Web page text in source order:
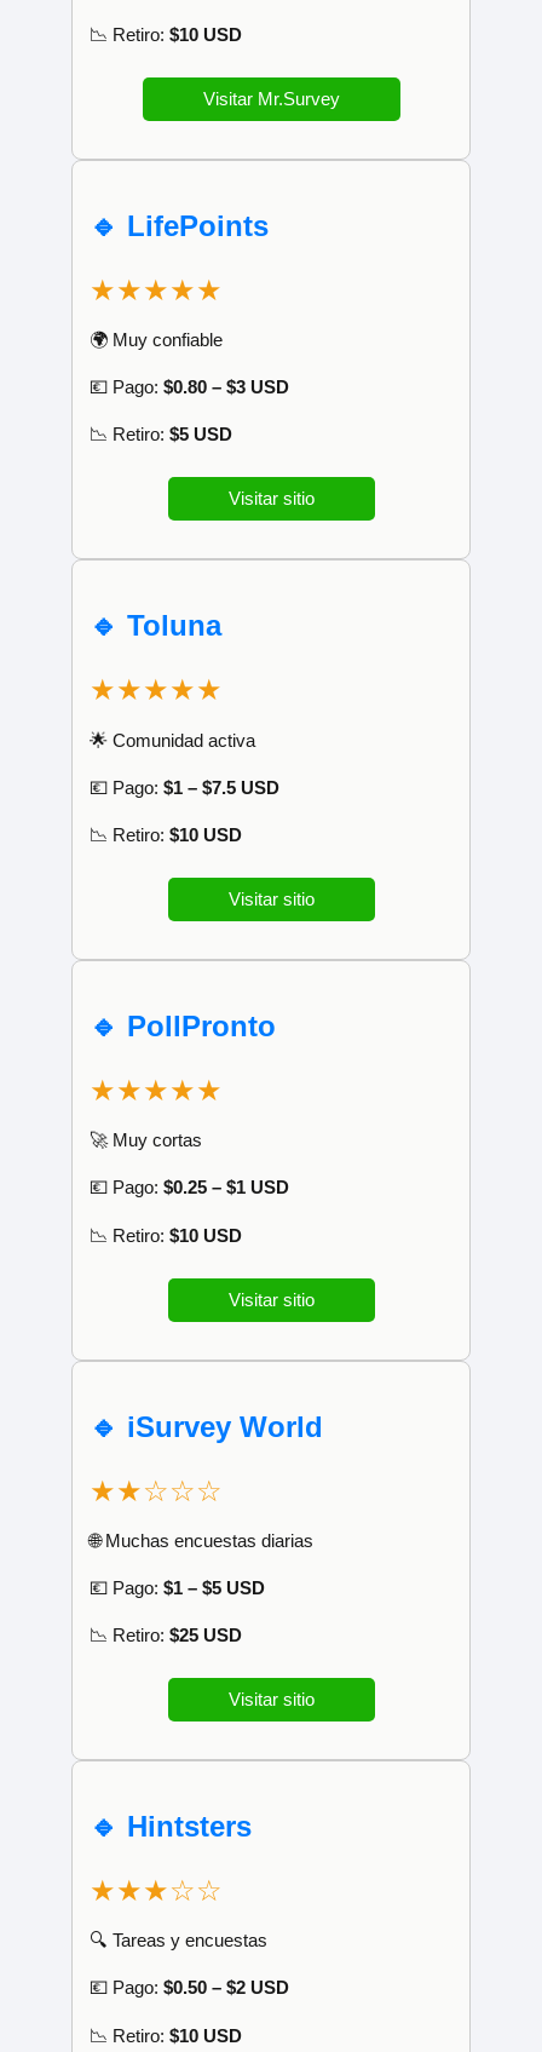
📉 Retiro: $10 USD
Visitar Mr.Survey
🔹 LifePoints
★★★★★
🌍 Muy confiable
💶 Pago: $0.80 – $3 USD
📉 Retiro: $5 USD
Visitar sitio
🔹 Toluna
★★★★★
🌟 Comunidad activa
💶 Pago: $1 – $7.5 USD
📉 Retiro: $10 USD
Visitar sitio
🔹 PollPronto
★★★★★
🚀 Muy cortas
💶 Pago: $0.25 – $1 USD
📉 Retiro: $10 USD
Visitar sitio
🔹 iSurvey World
★★☆☆☆
🌐 Muchas encuestas diarias
💶 Pago: $1 – $5 USD
📉 Retiro: $25 USD
Visitar sitio
🔹 Hintsters
★★★☆☆
🔍 Tareas y encuestas
💶 Pago: $0.50 – $2 USD
📉 Retiro: $10 USD